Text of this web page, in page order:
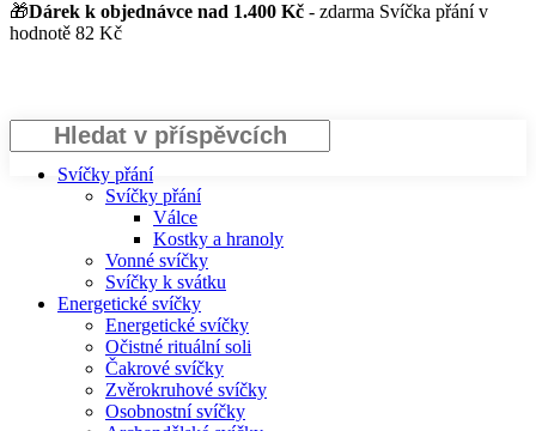
🎁Dárek k objednávce nad 1.400 Kč - zdarma Svíčka přání v
hodnotě 82 Kč
Hledat
Svíčky přání
Svíčky přání
Válce
Kostky a hranoly
Vonné svíčky
Svíčky k svátku
Energetické svíčky
Energetické svíčky
Očistné rituální soli
Čakrové svíčky
Zvěrokruhové svíčky
Osobnostní svíčky